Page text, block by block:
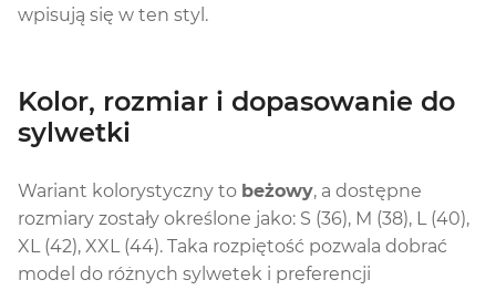
wpisują się w ten styl.
Kolor, rozmiar i dopasowanie do
sylwetki
Wariant kolorystyczny to beżowy, a dostępne
rozmiary zostały określone jako: S (36), M (38), L (40),
XL (42), XXL (44). Taka rozpiętość pozwala dobrać
model do różnych sylwetek i preferencji